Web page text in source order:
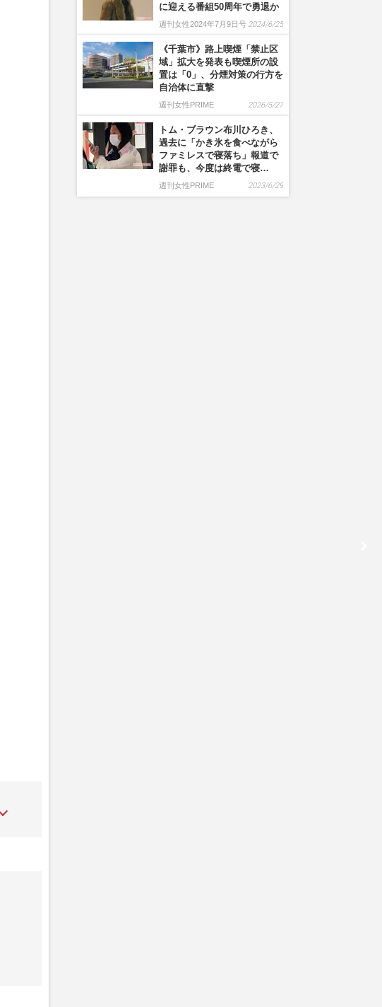
に迎える番組50周年で勇退か
週刊女性2024年7月9日号 2024/6/25
《千葉市》路上喫煙「禁止区
域」拡大を発表も喫煙所の設
置は「0」、分煙対策の行方を
自治体に直撃
週刊女性PRIME 2026/5/27
トム・ブラウン布川ひろき、
過去に「かき氷を食べながら
ファミレスで寝落ち」報道で
謝罪も、今度は終電で寝…
週刊女性PRIME 2023/6/29